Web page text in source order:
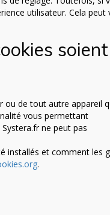
utilisateur. Cela peut
soient
ou de tout autre appareil
vous permettant
ne peut pas
installés et comment les
.